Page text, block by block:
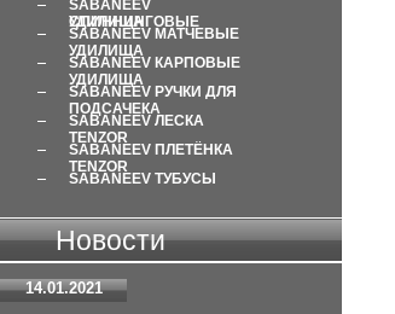
SABANEEV
SABANEEV МАТЧЕВЫЕ
SABANEEV КАРПОВЫЕ
SABANEEV РУЧКИ ДЛЯ
SABANEEV ЛЕСКA
SABANEEV ПЛЕТЁНКА
SABANEEV ТУБУСЫ
Новости
14.01.2021